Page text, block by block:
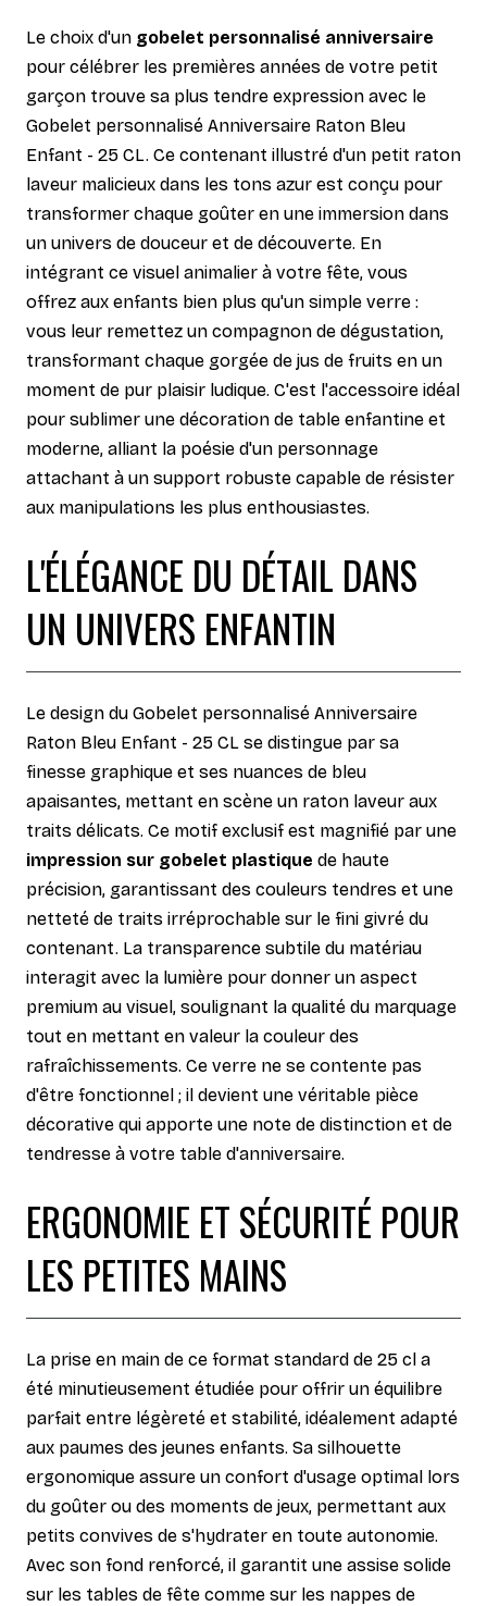
Le choix d'un gobelet personnalisé anniversaire
pour célébrer les premières années de votre petit
garçon trouve sa plus tendre expression avec le
Gobelet personnalisé Anniversaire Raton Bleu
Enfant - 25 CL. Ce contenant illustré d'un petit raton
laveur malicieux dans les tons azur est conçu pour
transformer chaque goûter en une immersion dans
un univers de douceur et de découverte. En
intégrant ce visuel animalier à votre fête, vous
offrez aux enfants bien plus qu'un simple verre :
vous leur remettez un compagnon de dégustation,
transformant chaque gorgée de jus de fruits en un
moment de pur plaisir ludique. C'est l'accessoire idéal
pour sublimer une décoration de table enfantine et
moderne, alliant la poésie d'un personnage
attachant à un support robuste capable de résister
aux manipulations les plus enthousiastes.
L'ÉLÉGANCE DU DÉTAIL DANS
UN UNIVERS ENFANTIN
Le design du Gobelet personnalisé Anniversaire
Raton Bleu Enfant - 25 CL se distingue par sa
finesse graphique et ses nuances de bleu
apaisantes, mettant en scène un raton laveur aux
traits délicats. Ce motif exclusif est magnifié par une
impression sur gobelet plastique de haute
précision, garantissant des couleurs tendres et une
netteté de traits irréprochable sur le fini givré du
contenant. La transparence subtile du matériau
interagit avec la lumière pour donner un aspect
premium au visuel, soulignant la qualité du marquage
tout en mettant en valeur la couleur des
rafraîchissements. Ce verre ne se contente pas
d'être fonctionnel ; il devient une véritable pièce
décorative qui apporte une note de distinction et de
tendresse à votre table d'anniversaire.
ERGONOMIE ET SÉCURITÉ POUR
LES PETITES MAINS
La prise en main de ce format standard de 25 cl a
été minutieusement étudiée pour offrir un équilibre
parfait entre légèreté et stabilité, idéalement adapté
aux paumes des jeunes enfants. Sa silhouette
ergonomique assure un confort d'usage optimal lors
du goûter ou des moments de jeux, permettant aux
petits convives de s'hydrater en toute autonomie.
Avec son fond renforcé, il garantit une assise solide
sur les tables de fête comme sur les nappes de